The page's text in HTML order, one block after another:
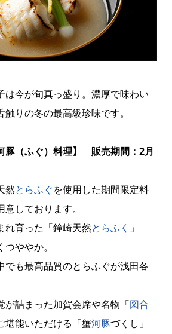
は今が旬真っ盛り。濃厚で味わい
りの冬の最高級珍味です。
豚（ふぐ）料理】 販売期間：2月
然とらふぐを使用した期間限定料
しております。
れ育った「鐘崎天然とらふく 」
ややか。
でも最高品質のとらふぐが浅田各
が詰まった加賀会席や名物「図合
堪能いただける「蟹河豚づくし」